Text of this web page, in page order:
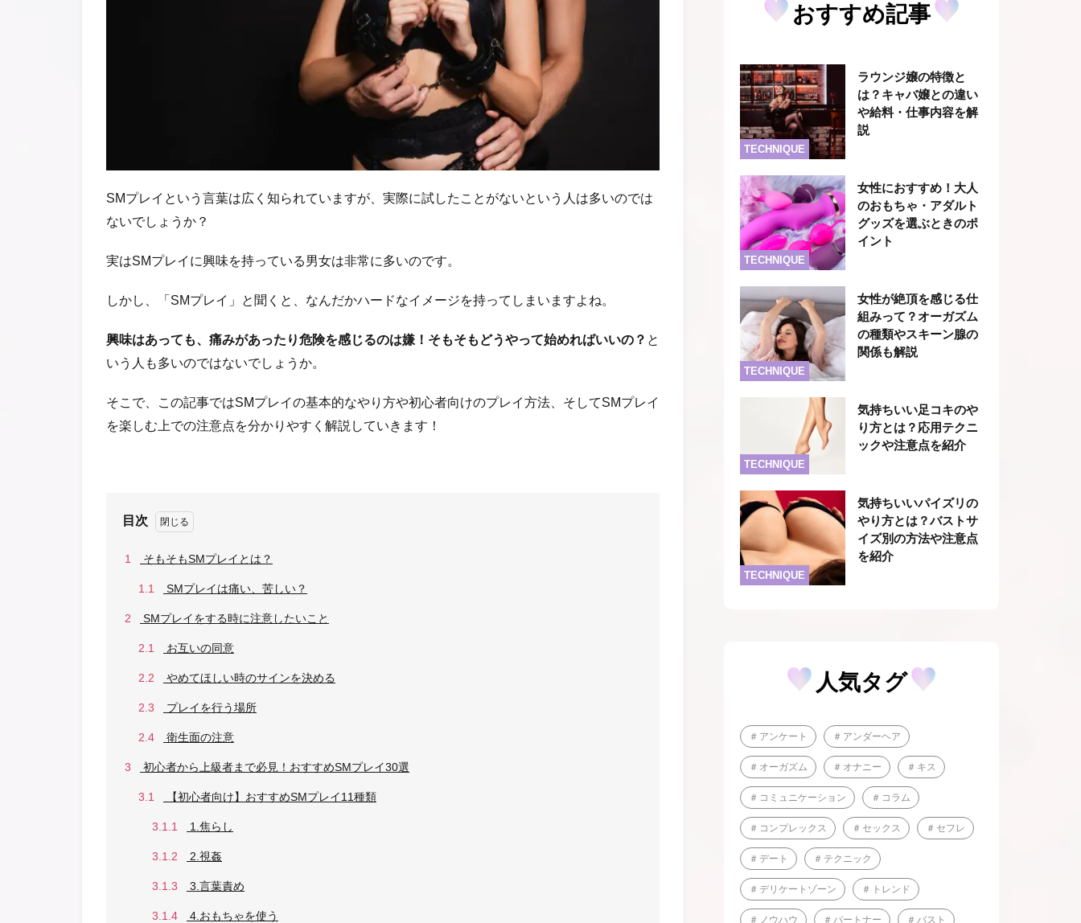
SMプレイという言葉は広く知られていますが、実際に試したことがないという人は多いのでは
ないでしょうか？
実はSMプレイに興味を持っている男女は非常に多いのです。
しかし、「SMプレイ」と聞くと、なんだかハードなイメージを持ってしまいますよね。
興味はあっても、痛みがあったり危険を感じるのは嫌！そもそもどうやって始めればいいの？ と
いう人も多いのではないでしょうか。
そこで、この記事ではSMプレイの基本的なやり方や初心者向けのプレイ方法、そしてSMプレイ
を楽しむ上での注意点を分かりやすく解説していきます！
目次
1 そもそもSMプレイとは？
1.1 SMプレイは痛い、苦しい？
2 SMプレイをする時に注意したいこと
2.1 お互いの同意
2.2 やめてほしい時のサインを決める
2.3 プレイを行う場所
2.4 衛生面の注意
3 初心者から上級者まで必見！おすすめSMプレイ30選
3.1 【初心者向け】おすすめSMプレイ11種類
3.1.1 1.焦らし
3.1.2 2.視姦
3.1.3 3.言葉責め
3.1.4 4.おもちゃを使う
おすすめ記事
TECHNIQUE
ラウンジ嬢の特徴と
は？キャバ嬢との違い
や給料・仕事内容を解
説
TECHNIQUE
女性におすすめ！大人
のおもちゃ・アダルト
グッズを選ぶときのポ
イント
TECHNIQUE
女性が絶頂を感じる仕
組みって？オーガズム
の種類やスキーン腺の
関係も解説
TECHNIQUE
気持ちいい足コキのや
り方とは？応用テクニ
ックや注意点を紹介
TECHNIQUE
気持ちいいパイズリの
やり方とは？バストサ
イズ別の方法や注意点
を紹介
人気タグ
アンケート アンダーヘア
オーガズム オナニー キス
コミュニケーション コラム
コンプレックス セックス セフレ
デート テクニック
デリケートゾーン トレンド
ノウハウ パートナー バスト